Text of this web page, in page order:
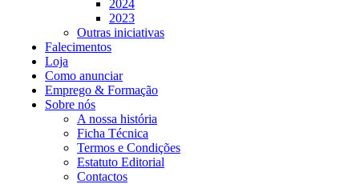
2024
2023
Outras iniciativas
Falecimentos
Loja
Como anunciar
Emprego & Formação
Sobre nós
A nossa história
Ficha Técnica
Termos e Condições
Estatuto Editorial
Contactos